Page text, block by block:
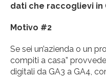
dati che raccoglievi in
Motivo #2
Se sei un’azienda o un
compiti a casa”
digitali da GA3 a GA4,